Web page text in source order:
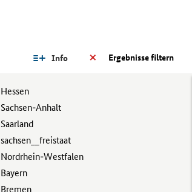
Ergebnisse filtern
Info
Hessen
Sachsen-Anhalt
Saarland
sachsen__freistaat
Nordrhein-Westfalen
Bayern
Bremen